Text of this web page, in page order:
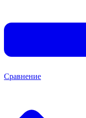
Сравнение